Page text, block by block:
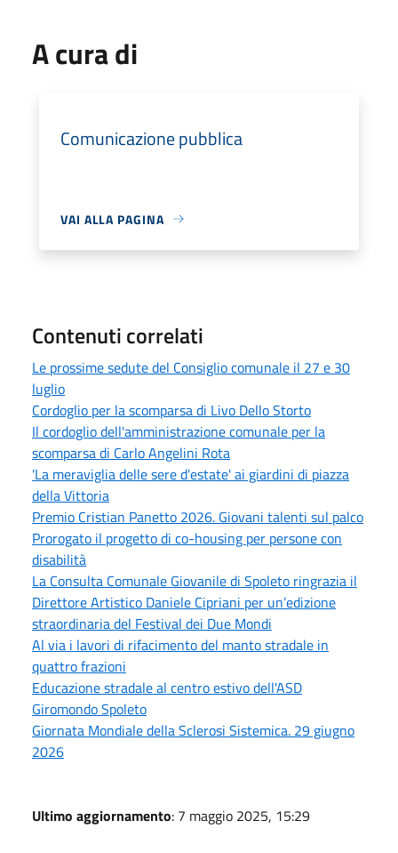
A cura di
Comunicazione pubblica
VAI ALLA PAGINA
Contenuti correlati
Le prossime sedute del Consiglio comunale il 27 e 30
luglio
Cordoglio per la scomparsa di Livo Dello Storto
Il cordoglio dell'amministrazione comunale per la
scomparsa di Carlo Angelini Rota
'La meraviglia delle sere d'estate' ai giardini di piazza
della Vittoria
Premio Cristian Panetto 2026. Giovani talenti sul palco
Prorogato il progetto di co-housing per persone con
disabilità
La Consulta Comunale Giovanile di Spoleto ringrazia il
Direttore Artistico Daniele Cipriani per un’edizione
straordinaria del Festival dei Due Mondi
Al via i lavori di rifacimento del manto stradale in
quattro frazioni
Educazione stradale al centro estivo dell'ASD
Giromondo Spoleto
Giornata Mondiale della Sclerosi Sistemica. 29 giugno
2026
Ultimo aggiornamento: 7 maggio 2025, 15:29